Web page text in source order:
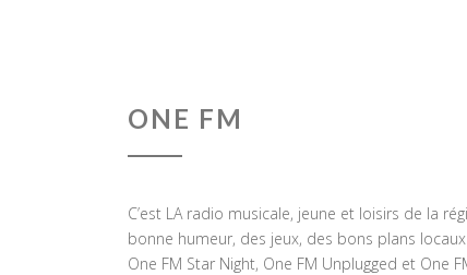
ONE FM
C’est LA radio musicale, jeune et loisirs de la
bonne humeur, des jeux, des bons plans
One FM Star Night, One FM Unplugged et One